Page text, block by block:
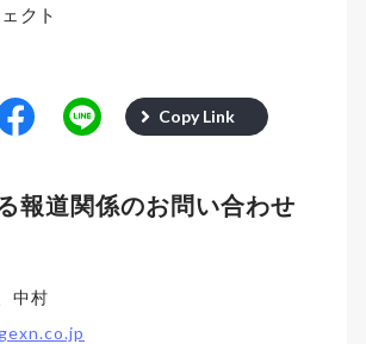
クト
Copy Link
報道関係のお問い合わせ
中村